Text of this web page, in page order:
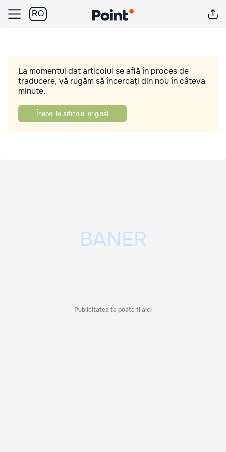
RO
La momentul dat articolul se află în proces de
traducere, vă rugăm să încercați din nou în câteva
minute.
Înapoi la articolul original
Publicitatea ta poate fi aici